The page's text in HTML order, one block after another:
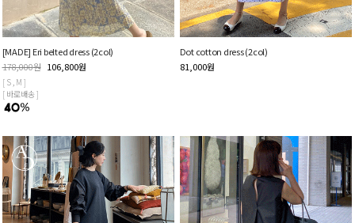
[MADE] Eri belted dress (2col)
178,000원 106,800원
[ S , M ]
[ 바로배송 ]
Dot cotton dress (2col)
81,000원